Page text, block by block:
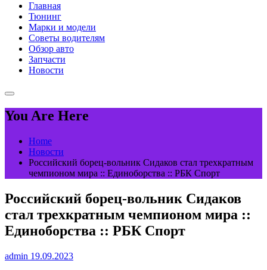
Главная
Тюнинг
Марки и модели
Советы водителям
Обзор авто
Запчасти
Новости
You Are Here
Home
Новости
Российский борец-вольник Сидаков стал трехкратным
чемпионом мира :: Единоборства :: РБК Спорт
Российский борец-вольник Сидаков
стал трехкратным чемпионом мира ::
Единоборства :: РБК Спорт
admin 19.09.2023